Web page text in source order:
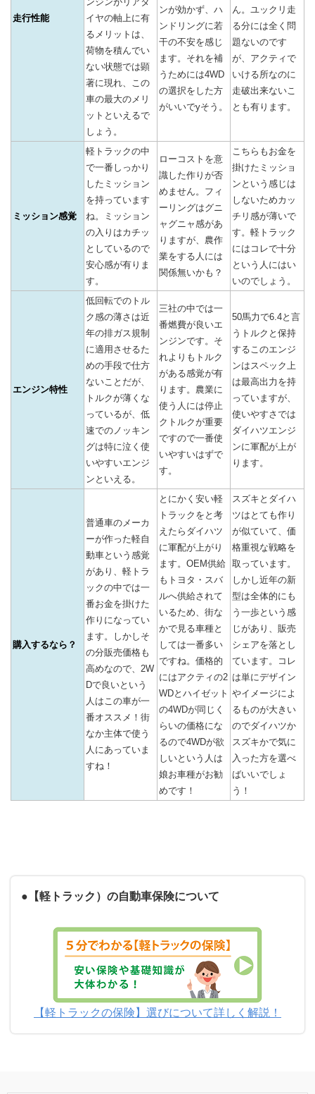
走行性能
イヤの軸上に有
るメリットは、
荷物を積んでい
ない状態では顕
著に現れ、この
車の最大のメリ
ットといえるで
しょう。
ンが効かず、ハ
ンドリングに若
干の不安を感じ
ます。それを補
うためには4WD
の選択をした方
がいいでyそう。
ん。ユックリ走
る分には全く問
題ないのです
が、アクティで
いける所なのに
走破出来ないこ
とも有ります。
ミッション感覚
軽トラックの中
で一番しっかり
したミッション
を持っています
ね。ミッション
の入りはカチッ
としているので
安心感が有りま
す。
ローコストを意
識した作りが否
めません。フィ
ーリングはグニ
ャグニャ感があ
りますが、農作
業をする人には
関係無いかも？
こちらもお金を
掛けたミッショ
ンという感じは
しないためカッ
チリ感が薄いで
す。軽トラック
にはコレで十分
という人にはい
いのでしょう。
エンジン特性
低回転でのトル
ク感の薄さは近
年の排ガス規制
に適用させるた
めの手段で仕方
ないことだが、
トルクが薄くな
っているが、低
速でのノッキン
グは特に泣く使
いやすいエンジ
ンといえる。
三社の中では一
番燃費が良いエ
ンジンです。そ
れよりもトルク
がある感覚が有
ります。農業に
使う人には停止
クトルクが重要
ですので一番使
いやすいはずで
す。
50馬力で6.4と言
うトルクと保持
するこのエンジ
ンはスペック上
は最高出力を持
っていますが、
使いやすさでは
ダイハツエンジ
ンに軍配が上が
ります。
購入するなら？
普通車のメーカ
ーが作った軽自
動車という感覚
があり、軽トラ
ックの中では一
番お金を掛けた
作りになってい
ます。しかしそ
の分販売価格も
高めなので、2W
Dで良いという
人はこの車が一
番オススメ！街
なか主体で使う
人にあっていま
すね！
とにかく安い軽
トラックをと考
えたらダイハツ
に軍配が上がり
ます。OEM供給
もトヨタ・スバ
ルへ供給されて
いるため、街な
かで見る車種と
しては一番多い
ですね。価格的
にはアクティの2
WDとハイゼット
の4WDが同じく
らいの価格にな
るので4WDが欲
しいという人は
娘お車種がお勧
めです！
スズキとダイハ
ツはとても作り
が似ていて、価
格重視な戦略を
取っています。
しかし近年の新
型は全体的にも
う一歩という感
じがあり、販売
シェアを落とし
ています。コレ
は単にデザイン
やイメージによ
るものが大きい
のでダイハツか
スズキかで気に
入った方を選べ
ばいいでしょ
う！
●【軽トラック）の自動車保険について
【軽トラックの保険】選びについて詳しく解説！